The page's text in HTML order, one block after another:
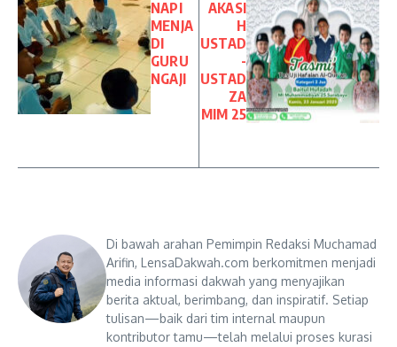
NAPI
MENJA
DI
GURU
NGAJI
AKASI
H
USTAD
-
USTAD
ZA
MIM 25
Di bawah arahan Pemimpin Redaksi Muchamad
Arifin, LensaDakwah.com berkomitmen menjadi
media informasi dakwah yang menyajikan
berita aktual, berimbang, dan inspiratif. Setiap
tulisan—baik dari tim internal maupun
kontributor tamu—telah melalui proses kurasi